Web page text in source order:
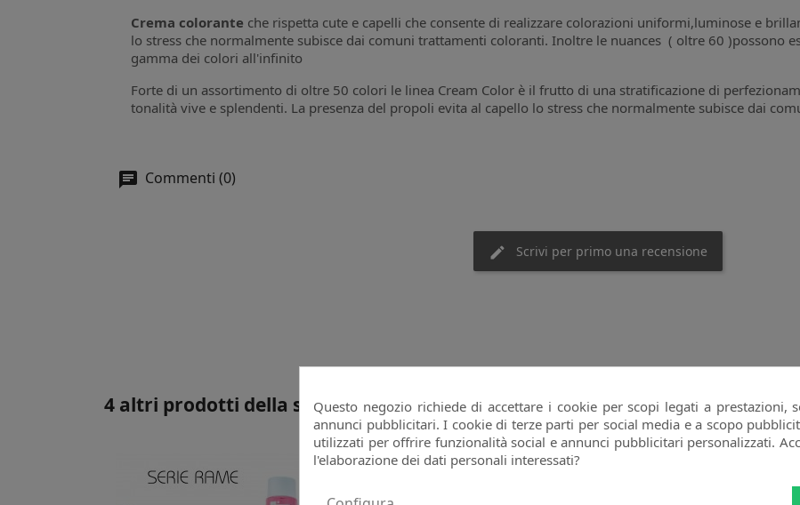
Crema colorante che rispetta cute e capelli che consente di realizzare colorazioni uniformi,luminose e
lo stress che normalmente subisce dai comuni trattamenti coloranti. Inoltre le nuances ( oltre 60 )possono
gamma dei colori all'infinito
Forte di un assortimento di oltre 50 colori le linea Cream Color è il frutto di una stratificazione di
tonalità vive e splendenti. La presenza del propoli evita al capello lo stress che normalmente subisce dai
Commenti (0)
Scrivi per primo una recensione
4 altri prodotti della stessa categoria:Questo negozio richiede di accettare i cookie per scopi legati a prestazioni,
annunci pubblicitari. I cookie di terze parti per social media e a scopo
utilizzati per offrire funzionalità social e annunci pubblicitari personalizzati.
l'elaborazione dei dati personali interessati?